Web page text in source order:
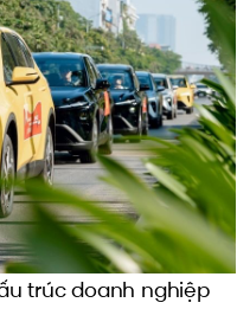
trúc doanh nghiệp